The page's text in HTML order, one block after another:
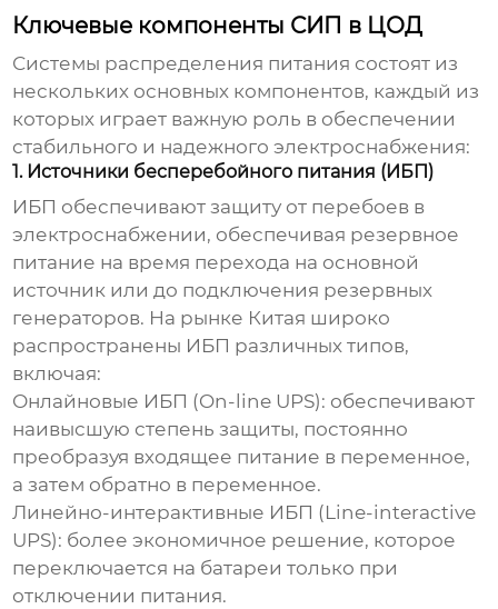
Ключевые компоненты СИП в ЦОД
Системы распределения питания состоят из
нескольких основных компонентов, каждый из
которых играет важную роль в обеспечении
стабильного и надежного электроснабжения:
1. Источники бесперебойного питания (ИБП)
ИБП обеспечивают защиту от перебоев в
электроснабжении, обеспечивая резервное
питание на время перехода на основной
источник или до подключения резервных
генераторов. На рынке Китая широко
распространены ИБП различных типов,
включая:
Онлайновые ИБП (On-line UPS): обеспечивают
наивысшую степень защиты, постоянно
преобразуя входящее питание в переменное,
а затем обратно в переменное.
Линейно-интерактивные ИБП (Line-interactive
UPS): более экономичное решение, которое
переключается на батареи только при
отключении питания.